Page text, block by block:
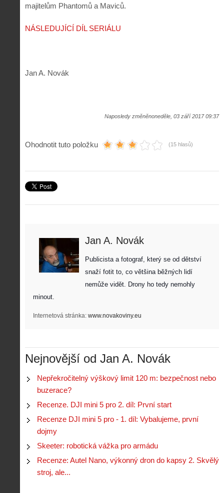
majitelům Phantomů a Maviců.
NÁSLEDUJÍCÍ DÍL SERIÁLU
Jan A. Novák
Naposledy změněnoneděle, 03 září 2017 09:37
Ohodnotit tuto položku (15 hlasů)
Jan A. Novák
Publicista a fotograf, který se od dětství
snaží fotit to, co většina běžných lidí
nemůže vidět. Drony ho tedy nemohly
minout.
Internetová stránka: www.novakoviny.eu
Nejnovější od Jan A. Novák
Nepřekročitelný výškový limit 120 m: bezpečnost nebo
buzerace?
Recenze. DJI mini 5 pro 2. díl: První start
Recenze DJI mini 5 pro - 1. díl: Vybalujeme, první
dojmy
Skeeter: robotická vážka pro armádu
Recenze: Autel Nano, výkonný dron do kapsy 2. Skvělý
stroj, ale...